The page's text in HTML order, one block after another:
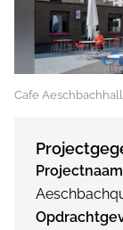
Cafe
Projectnaam